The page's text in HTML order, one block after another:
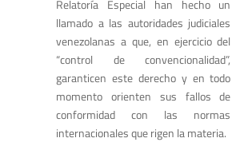
Relatoría Especial han hecho un
llamado a las autoridades judiciales
venezolanas a que, en ejercicio del
“control de convencionalidad”,
garanticen este derecho y en todo
momento orienten sus fallos de
conformidad con las normas
internacionales que rigen la materia.